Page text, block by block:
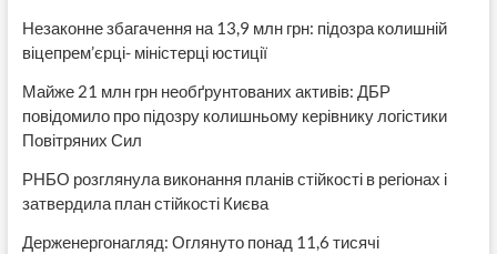
Незаконне збагачення на 13,9 млн грн: підозра колишній
віцепрем’єрці- міністерці юстиції
Майже 21 млн грн необґрунтованих активів: ДБР
повідомило про підозру колишньому керівнику логістики
Повітряних Сил
РНБО розглянула виконання планів стійкості в регіонах і
затвердила план стійкості Києва
Держенергонагляд: Оглянуто понад 11,6 тисячі